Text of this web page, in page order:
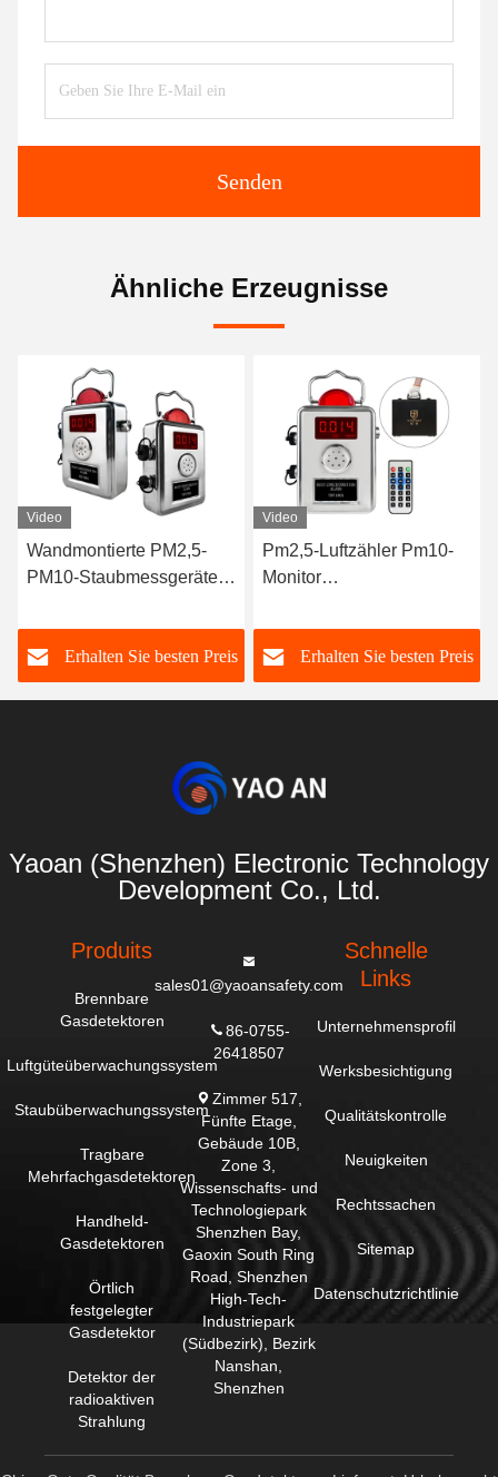
Senden
Ähnliche Erzeugnisse
Video
Wandmontierte PM2,5-
PM10-Staubmessgeräte
Erhalten Sie besten Preis
Video
Pm2,5-Luftzähler Pm10-
Monitor
Pm10 Staubmesser
Pm2,5-Monitor
Erhalten Sie besten Preis
Yaoan (Shenzhen) Electronic Technology
Development Co., Ltd.
Produits
Brennbare
Gasdetektoren
Luftgüteüberwachungssystem
Staubüberwachungssystem
Tragbare
Mehrfachgasdetektoren
Handheld-
Gasdetektoren
Örtlich
festgelegter
Gasdetektor
Detektor der
radioaktiven
Strahlung
sales01@yaoansafety.com
86-0755-
26418507
Zimmer 517,
Fünfte Etage,
Gebäude 10B,
Zone 3,
Wissenschafts- und
Technologiepark
Shenzhen Bay,
Gaoxin South Ring
Road, Shenzhen
High-Tech-
Industriepark
(Südbezirk), Bezirk
Nanshan,
Shenzhen
Schnelle
Links
Unternehmensprofil
Werksbesichtigung
Qualitätskontrolle
Neuigkeiten
Rechtssachen
Sitemap
Datenschutzrichtlinie